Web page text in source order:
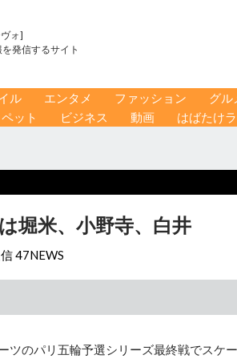
ォ]
発信するサイト
ル エンタメ ファッション グル
ペット ビジネス 動画 はばたけ
堀米、小野寺、白井
47NEWS
ツのパリ五輪予選シリーズ最終戦でス